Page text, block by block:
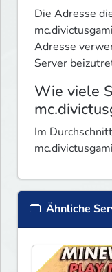
Die Adresse
Adresse
Server
Wie viele
Im
Ähnliche